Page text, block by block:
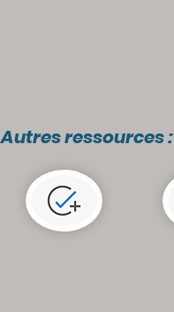
Autres ressources :